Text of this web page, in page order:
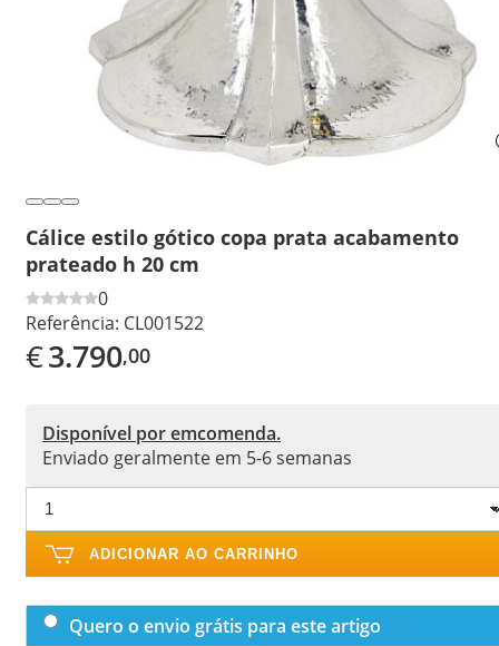
Cálice estilo gótico copa prata acabamento
prateado h 20 cm
0
Referência: CL001522
€3.790,00
Disponível por emcomenda.
Enviado geralmente em 5-6 semanas
ADICIONAR AO CARRINHO
Quero o envio grátis para este artigo